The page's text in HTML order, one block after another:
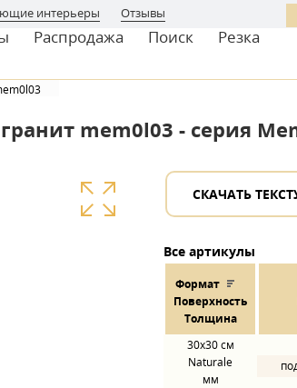
интерьеры Отзывы
Распродажа Поиск Резка
mem0l03 - серия
СКАЧАТЬ
Все артикулы
Формат
Поверхность
Толщина
30x30см
Naturale
мм